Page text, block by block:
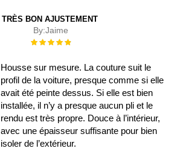
TRÈS BON AJUSTEMENT
By:Jaime
Évaluation :
Housse sur mesure. La couture suit le
profil de la voiture, presque comme si elle
avait été peinte dessus. Si elle est bien
installée, il n’y a presque aucun pli et le
rendu est très propre. Douce à l’intérieur,
avec une épaisseur suffisante pour bien
isoler de l’extérieur.